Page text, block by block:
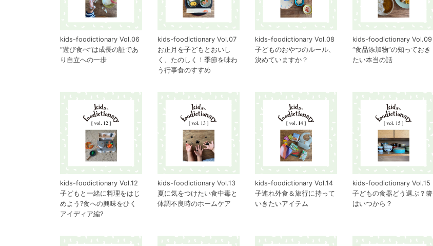
kids-foodictionary Vol.06
“遊び食べ”は成長の証であ
り自立への一歩
kids-foodictionary Vol.07
お正月を子どもとおいし
く、たのしく！季節を味わ
う行事食のすすめ
kids-foodictionary Vol.08
子どものおやつのルール、
決めていますか？
kids-foodictionary Vol.09
“食品添加物”の知っておき
たい本当の話
kids-foodictionary Vol.12
子どもと一緒に料理をはじ
めよう?食への興味をひく
アイディア編?
kids-foodictionary Vol.13
夏に気をつけたい食中毒と
体調不良時のホームケア
kids-foodictionary Vol.14
子連れ外食＆旅行に持って
いきたいアイテム
kids-foodictionary Vol.15
子どもの食器どう選ぶ？箸
はいつから？